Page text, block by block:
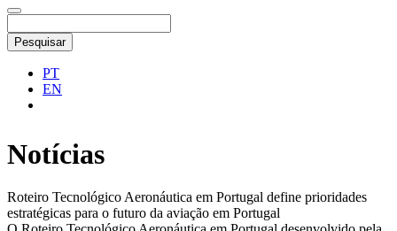
Pesquisar
PT
EN
Notícias
Roteiro Tecnológico Aeronáutica em Portugal define prioridades
estratégicas para o futuro da aviação em Portugal